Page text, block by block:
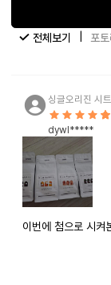
전체보기 포
싱글오리진 시
dywl*****
이번에 첨으로 시켜